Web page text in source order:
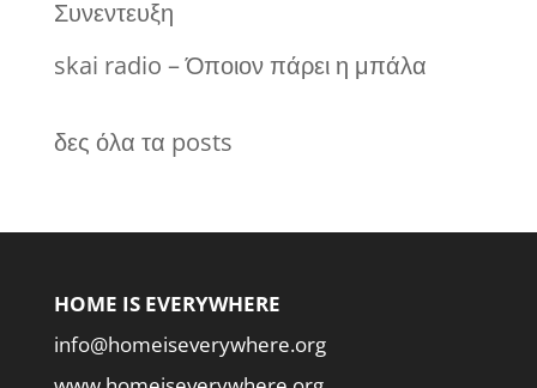
Συνεντευξη
skai radio – Όποιον πάρει η μπάλα
δες όλα τα posts
HOME IS EVERYWHERE
info@homeiseverywhere.org